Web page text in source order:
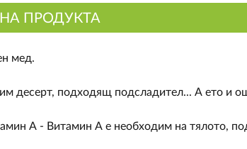
ПРОДУКТА
мед.
десерт, подходящ подсладител... А ето и
А - Витамин А е необходим на тялото,